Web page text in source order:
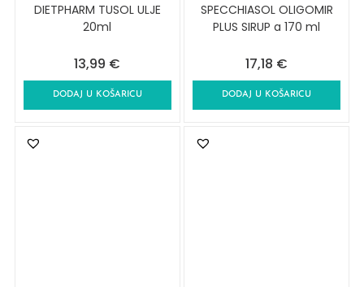
DIETPHARM TUSOL ULJE
20ml
13,99 €
DODAJ U KOŠARICU
SPECCHIASOL OLIGOMIR
PLUS SIRUP a 170 ml
17,18 €
DODAJ U KOŠARICU